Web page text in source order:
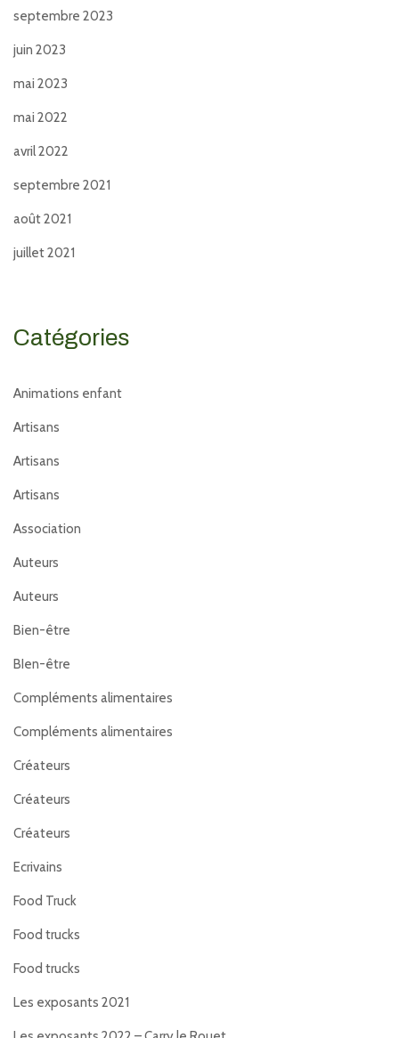
septembre 2023
juin 2023
mai 2023
mai 2022
avril 2022
septembre 2021
août 2021
juillet 2021
Catégories
Animations enfant
Artisans
Artisans
Artisans
Association
Auteurs
Auteurs
Bien-être
BIen-être
Compléments alimentaires
Compléments alimentaires
Créateurs
Créateurs
Créateurs
Ecrivains
Food Truck
Food trucks
Food trucks
Les exposants 2021